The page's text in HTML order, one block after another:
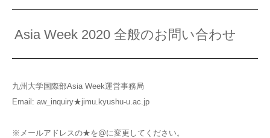
Asia Week 2020 全般のお問い合わせ
九州大学国際部Asia Week運営事務局
Email: aw_inquiry★jimu.kyushu-u.ac.jp
※メールアドレスの★を@に変更してください。